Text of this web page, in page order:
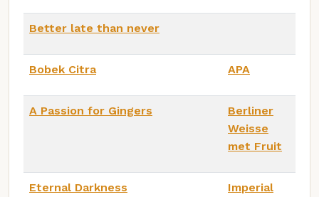
Better late than never
Bobek Citra APA
A Passion for Gingers
Berliner
Weisse
met Fruit
Eternal Darkness
Imperial